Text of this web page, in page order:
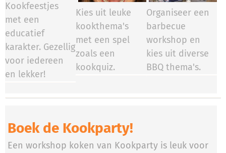
Kookfeestjes
met een
educatief
karakter. Gezellig
voor iedereen
en lekker!
Kies uit leuke
kookthema's
met een spel
zoals een
kookquiz.
Organiseer een
barbecue
workshop en
kies uit diverse
BBQ thema's.
Boek de Kookparty!
Een workshop koken van Kookparty is leuk voor